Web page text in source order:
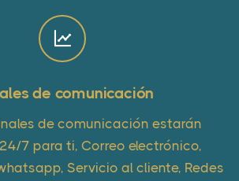
de comunicación
de comunicación estarán
7 para ti, Correo electrónico,
Servicio al cliente, Redes